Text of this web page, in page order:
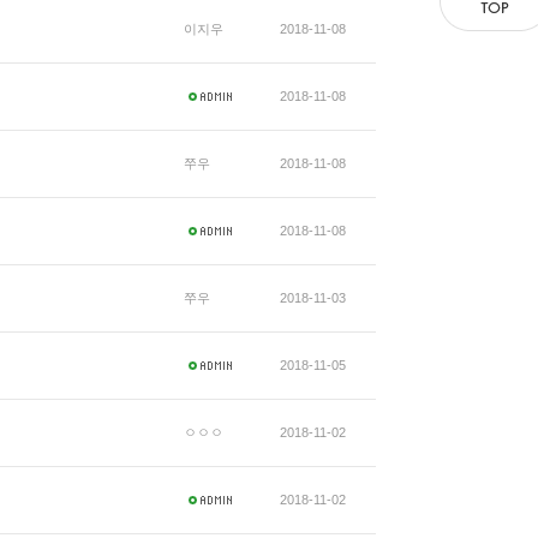
이지우 2018-11-08
2018-11-08
쭈우 2018-11-08
2018-11-08
쭈우 2018-11-03
2018-11-05
ㅇㅇㅇ 2018-11-02
2018-11-02